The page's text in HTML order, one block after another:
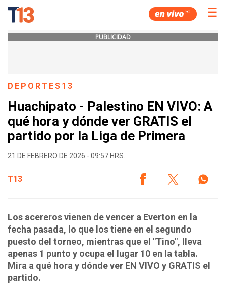
☰
PUBLICIDAD
DEPORTES13
Huachipato - Palestino EN VIVO: A
qué hora y dónde ver GRATIS el
partido por la Liga de Primera
21 DE FEBRERO DE 2026 - 09:57 HRS.
T13
Los acereros vienen de vencer a Everton en la
fecha pasada, lo que los tiene en el segundo
puesto del torneo, mientras que el "Tino", lleva
apenas 1 punto y ocupa el lugar 10 en la tabla.
Mira a qué hora y dónde ver EN VIVO y GRATIS el
partido.